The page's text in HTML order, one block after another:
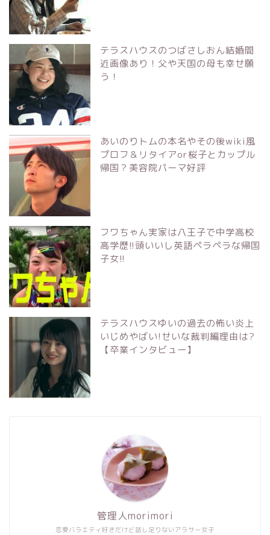
テラスハウスのつばさしおん結婚間
近画像あり！父や天国の母も幸せ願
う！
あいのりトムの本名やその後wiki風
プロフ＆リタイアor桜子とカップル
帰国？美容院パーマ好評
フワちゃん実家は八王子で中学高校
高学歴!!頭いいし英語ペラペラな帰国
子女!!
テラスハウスゆいの過去の怖い炎上
いじめやばい!せいな裁判編理由は?
【卒業インタビュー】
恋愛バラエティ好きだけど話し足りないアラサー女子
管理人morimori